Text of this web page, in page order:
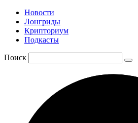
Новости
Лонгриды
Крипториум
Подкасты
Поиск